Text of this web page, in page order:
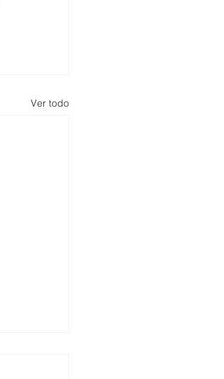
Ver todo